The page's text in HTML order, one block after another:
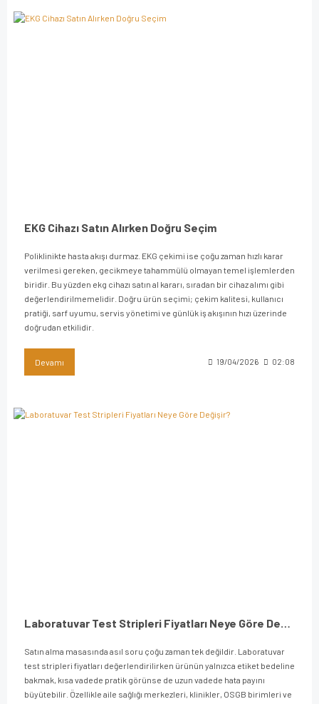
EKG Cihazı Satın Alırken Doğru Seçim
Poliklinikte hasta akışı durmaz. EKG çekimi ise çoğu zaman hızlı karar
verilmesi gereken, gecikmeye tahammülü olmayan temel işlemlerden
biridir. Bu yüzden ekg cihazı satın al kararı, sıradan bir cihaz alımı gibi
değerlendirilmemelidir. Doğru ürün seçimi; çekim kalitesi, kullanıcı
pratiği, sarf uyumu, servis yönetimi ve günlük iş akışının hızı üzerinde
doğrudan etkilidir.
Devamı 19/04/2026 02:08
Laboratuvar Test Stripleri Fiyatları Neye Göre Değişir?
Satın alma masasında asıl soru çoğu zaman tek değildir. Laboratuvar
test stripleri fiyatları değerlendirilirken ürünün yalnızca etiket bedeline
bakmak, kısa vadede pratik görünse de uzun vadede hata payını
büyütebilir. Özellikle aile sağlığı merkezleri, klinikler, OSGB birimleri ve